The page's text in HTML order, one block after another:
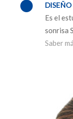
DISEÑO
Es el
sonrisa
Saber